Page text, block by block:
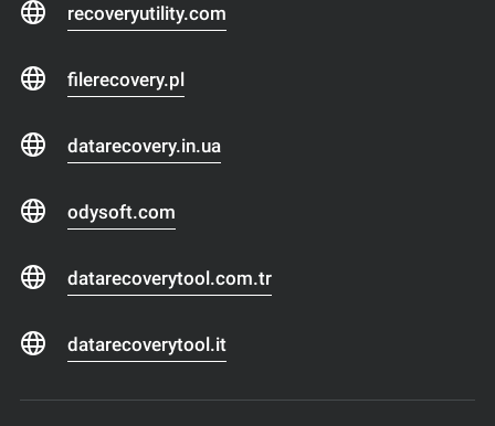
recoveryutility.com
filerecovery.pl
datarecovery.in.ua
odysoft.com
datarecoverytool.com.tr
datarecoverytool.it